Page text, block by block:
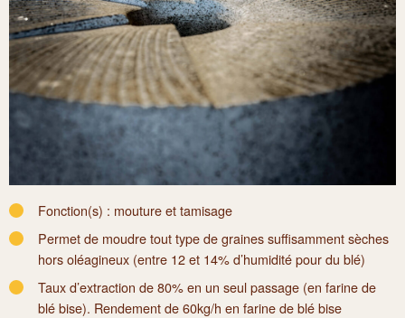
Fonction(s) : mouture et tamisage
Permet de moudre tout type de graines suffisamment sèches
hors oléagineux (entre 12 et 14% d’humidité pour du blé)
Taux d’extraction de 80% en un seul passage (en farine de
blé bise). Rendement de 60kg/h en farine de blé bise